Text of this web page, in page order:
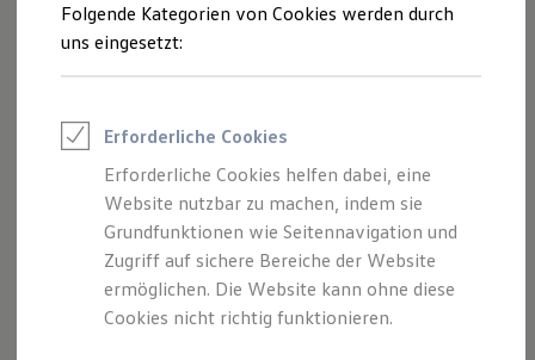
Saisonangebote
Reifenpakete
Leasing
Leasing-Angebote
Elektroauto Leasing
Kleinwagen-Leasing
Leasing ohne Anzahlung
Finanzierung
Autokredit mit Schlussrate
Versicherungen und Garantien
Kfz-Versicherung
Restschuldversicherungen
Garantien
Ihre
Schritte
Probefahrt vereinbaren
Folgende Kategorien von Cookies werden durch
uns eingesetzt:
Erforderliche Cookies
Erforderliche Cookies helfen dabei, eine
Website nutzbar zu machen, indem sie
Grundfunktionen wie Seitennavigation und
Zugriff auf sichere Bereiche der Website
ermöglichen. Die Website kann ohne diese
Cookies nicht richtig funktionieren.